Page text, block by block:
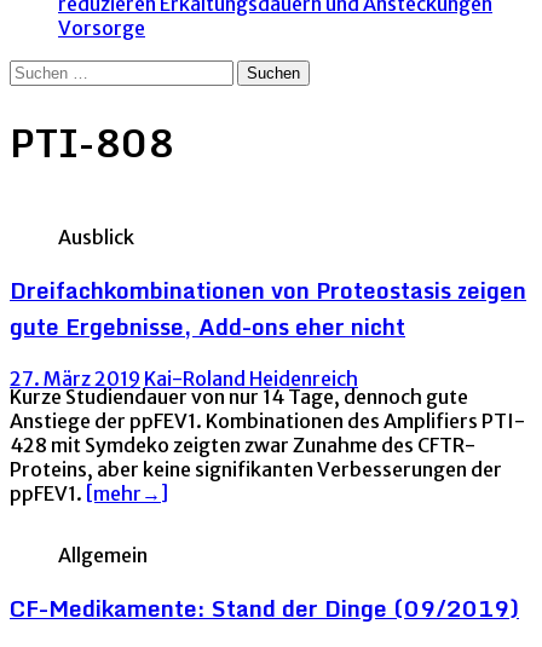
Vorsorge
Suchen
PTI-808
Ausblick
Dreifachkombinationen von Proteostasis zeigen
gute Ergebnisse, Add-ons eher nicht
27. März 2019 Kai-Roland Heidenreich
Kurze Studiendauer von nur 14 Tage, dennoch gute
Anstiege der ppFEV1. Kombinationen des Amplifiers PTI-
428 mit Symdeko zeigten zwar Zunahme des CFTR-
Proteins, aber keine signifikanten Verbesserungen der
ppFEV1. [mehr→]
Allgemein
CF-Medikamente: Stand der Dinge (09/2019)